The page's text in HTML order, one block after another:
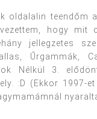
oldalalin teendőm
hogy mit
jellegzetes
Űrgammák,
Nélkül 3.
:D (Ekkor 1997-